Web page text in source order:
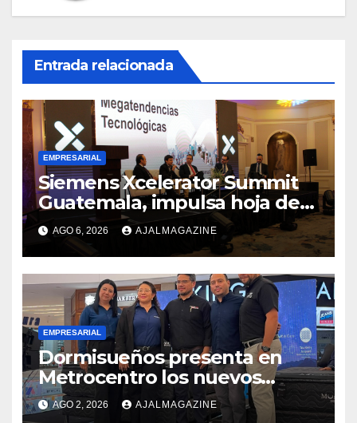
Entrada relacionada
EMPRESARIAL
Siemens Xcelerator Summit
Guatemala, impulsa hoja de
ruta para acelerar la
competitividad del país
AGO 6, 2026 AJALMAGAZINE
EMPRESARIAL
Dormisueños presenta en
Metrocentro los nuevos
modelos Muna Care de
Comfort Life: Innovación y
AGO 2, 2026 AJALMAGAZINE